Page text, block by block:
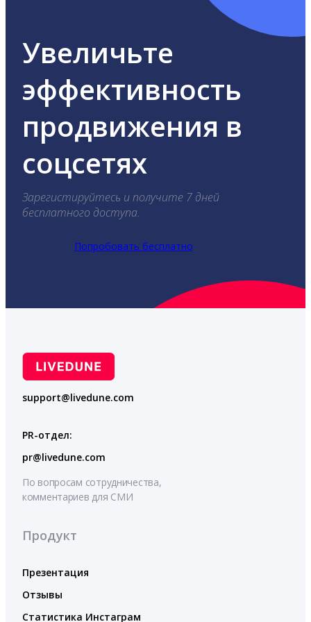
Увеличьте
эффективность
продвижения в
соцсетях
Зарегистируйтесь и получите 7 дней
бесплатного доступа.
Попробовать бесплатно
support@livedune.com
PR-отдел:
pr@livedune.com
По вопросам сотрудничества,
комментариев для СМИ
Продукт
Презентация
Отзывы
Статистика Инстаграм